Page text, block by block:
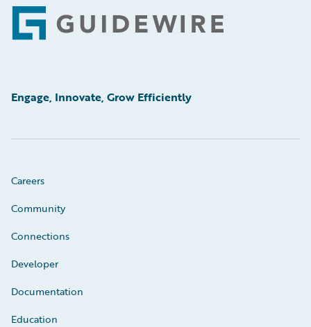
Footer
Engage, Innovate, Grow Efficiently
Careers
Community
Connections
Developer
Documentation
Education